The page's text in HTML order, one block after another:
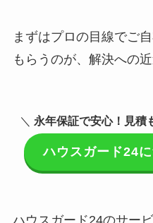
まずはプロの目線でご
もらうのが、解決への
＼ 永年保証で安心！見積
ハウスガード24
ハウスガード24のサー